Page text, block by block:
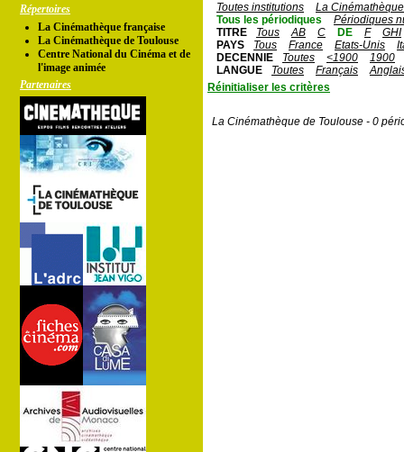
Répertoires
La Cinémathèque française
La Cinémathèque de Toulouse
Centre National du Cinéma et de
l'image animée
Partenaires
Toutes institutions
La
Tous les périodiques
Périodiques
TITRE
Tous AB C DE F
GHI
PAYS
Tous France Etats-Unis
DECENNIE
Toutes <1900
1900
LANGUE
Toutes Français
Réinitialiser les critères
La Cinémathèque de Toulouse - 0